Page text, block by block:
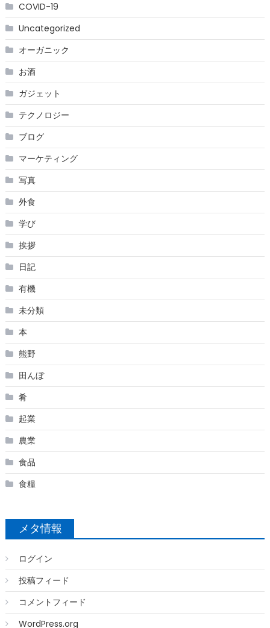
COVID-19
Uncategorized
オーガニック
お酒
ガジェット
テクノロジー
ブログ
マーケティング
写真
外食
学び
挨拶
日記
有機
未分類
本
熊野
田んぼ
肴
起業
農業
食品
食糧
メタ情報
ログイン
投稿フィード
コメントフィード
WordPress.org